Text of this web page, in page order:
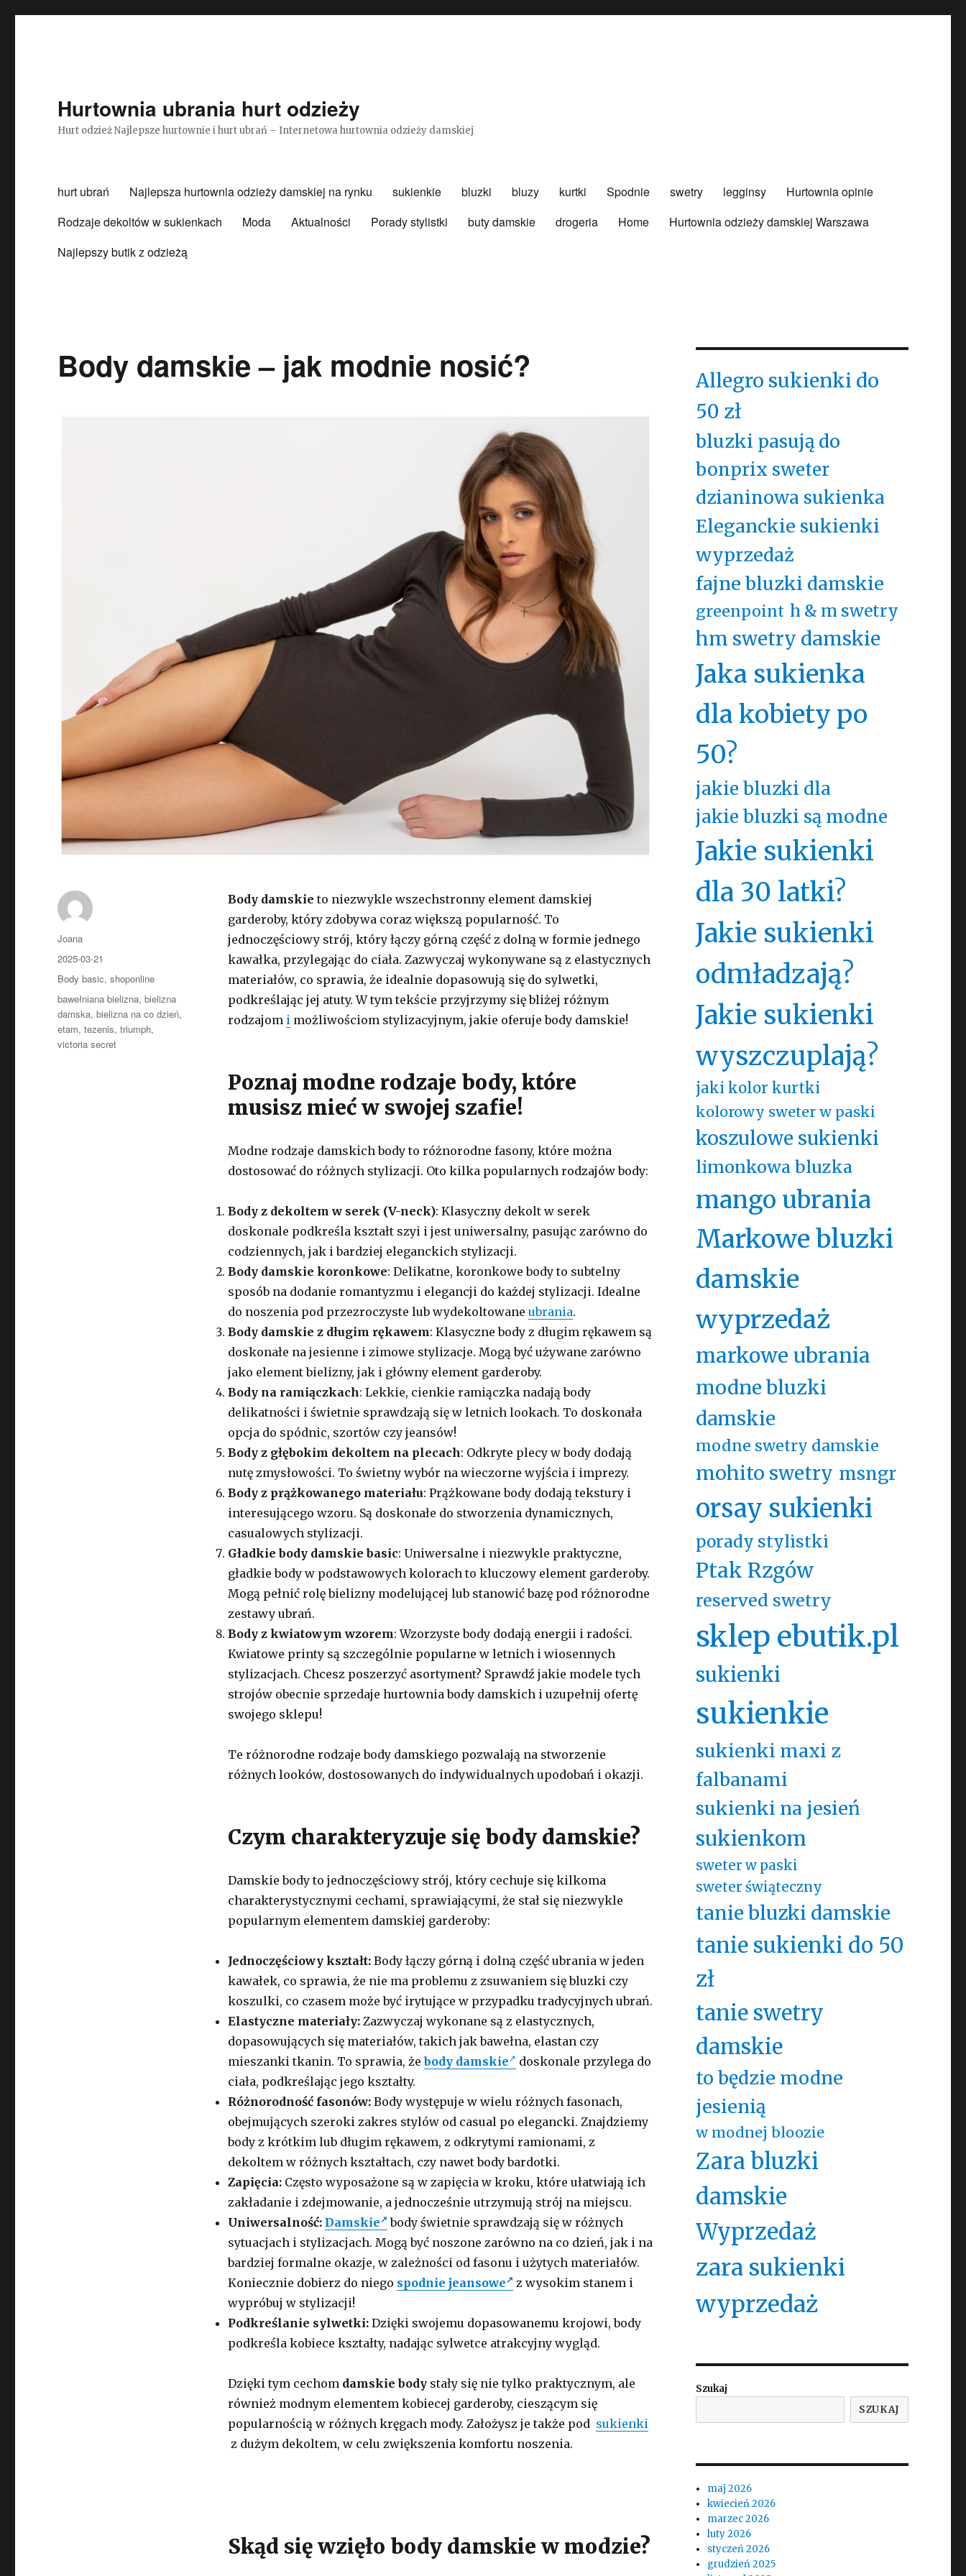
Hurtownia ubrania hurt odzieży
Hurt odzież Najlepsze hurtownie i hurt ubrań – Internetowa hurtownia odzieży damskiej
hurt ubrań Najlepsza hurtownia odzieży damskiej na rynku sukienkie bluzki bluzy kurtki Spodnie swetry legginsy
Hurtownia opinie
Rodzaje dekoltów w sukienkach
Moda Aktualności Porady stylistki buty damskie drogeria Home
Hurtownia odzieży damskiej Warszawa
Najlepszy butik z odzieżą
Body damskie – jak modnie nosić?
Body damskie to niezwykle wszechstronny element damskiej
garderoby, który zdobywa coraz większą popularność. To
jednoczęściowy strój, który łączy górną część z dolną w formie jednego
kawałka, przylegając do ciała. Zazwyczaj wykonywane są z elastycznych
materiałów, co sprawia, że idealnie dopasowują się do sylwetki,
podkreślając jej atuty. W tym tekście przyjrzymy się bliżej różnym
rodzajom imożliwościom stylizacyjnym, jakie oferuje body damskie!
Poznaj modne rodzaje body, które
musisz mieć w swojej szafie!
Modne rodzaje damskich body to różnorodne fasony, które można
dostosować do różnych stylizacji. Oto kilka popularnych rodzajów body:
Body z dekoltem w serek (V-neck): Klasyczny dekolt w serek
doskonale podkreśla kształt szyi i jest uniwersalny, pasując zarówno do
codziennych, jak i bardziej eleganckich stylizacji.
Body damskie koronkowe: Delikatne, koronkowe body to subtelny
sposób na dodanie romantyzmu i elegancji do każdej stylizacji. Idealne
do noszenia pod przezroczyste lub wydekoltowane ubrania.
Body damskie z długim rękawem: Klasyczne body z długim rękawem są
doskonałe na jesienne i zimowe stylizacje. Mogą być używane zarówno
jako element bielizny, jak i główny element garderoby.
Body na ramiączkach: Lekkie, cienkie ramiączka nadają body
delikatności i świetnie sprawdzają się w letnich lookach. To doskonała
opcja do spódnic, szortów czy jeansów!
Body z głębokim dekoltem na plecach: Odkryte plecy w body dodają
nutę zmysłowości. To świetny wybór na wieczorne wyjścia i imprezy.
Body z prążkowanego materiału: Prążkowane body dodają tekstury i
interesującego wzoru. Są doskonałe do stworzenia dynamicznych,
casualowych stylizacji.
Gładkie body damskie basic: Uniwersalne i niezwykle praktyczne,
gładkie body w podstawowych kolorach to kluczowy element garderoby.
Mogą pełnić rolę bielizny modelującej lub stanowić bazę pod różnorodne
zestawy ubrań.
Body z kwiatowym wzorem: Wzorzyste body dodają energii i radości.
Kwiatowe printy są szczególnie popularne w letnich i wiosennych
stylizacjach. Chcesz poszerzyć asortyment? Sprawdź jakie modele tych
strojów obecnie sprzedaje hurtownia body damskich i uzupełnij ofertę
swojego sklepu!
Te różnorodne rodzaje body damskiego pozwalają na stworzenie
różnych looków, dostosowanych do indywidualnych upodobań i okazji.
Czym charakteryzuje się body damskie?
Damskie body to jednoczęściowy strój, który cechuje się kilkoma
charakterystycznymi cechami, sprawiającymi, że stał się niezwykle
popularnym elementem damskiej garderoby:
Jednoczęściowy kształt:Body łączy górną i dolną część ubrania w jeden
kawałek, co sprawia, że nie ma problemu z zsuwaniem się bluzki czy
koszulki, co czasem może być irytujące w przypadku tradycyjnych ubrań.
Elastyczne materiały:Zazwyczaj wykonane są z elastycznych,
dopasowujących się materiałów, takich jak bawełna, elastan czy
mieszanki tkanin. To sprawia, żebody damskie
doskonale przylega do
ciała, podkreślając jego kształty.
Różnorodność fasonów:Body występuje w wielu różnych fasonach,
obejmujących szeroki zakres stylów od casual po elegancki. Znajdziemy
body z krótkim lub długim rękawem, z odkrytymi ramionami, z
dekoltem w różnych kształtach, czy nawet body bardotki.
Zapięcia:Często wyposażone są w zapięcia w kroku, które ułatwiają ich
zakładanie i zdejmowanie, a jednocześnie utrzymują strój na miejscu.
Uniwersalność: Damskie
body świetnie sprawdzają się w różnych
sytuacjach i stylizacjach. Mogą być noszone zarówno na co dzień, jak i na
bardziej formalne okazje, w zależności od fasonu i użytych materiałów.
Koniecznie dobierz do niego spodnie jeansowe
z wysokim stanem i
wypróbuj w stylizacji!
Podkreślanie sylwetki:Dzięki swojemu dopasowanemu krojowi, body
podkreśla kobiece kształty, nadając sylwetce atrakcyjny wygląd.
Dzięki tym cechom damskie bodystały się nie tylko praktycznym, ale
również modnym elementem kobiecej garderoby, cieszącym się
popularnością w różnych kręgach mody. Założysz je także pod sukienki
z dużym dekoltem, w celu zwiększenia komfortu noszenia.
Skąd się wzięło body damskie w modzie?
Autor
Joana
Opublikowano
2025-03-21
Kategorie
Body basic,shoponline
Tagi
bawełniana bielizna,bielizna
damska,bielizna na co dzień,
etam,tezenis,triumph,
victoria secret
Allegro sukienki do
50 zł
bluzki pasują do
bonprix sweter
dzianinowa sukienka
Eleganckie sukienki
wyprzedaż
fajne bluzki damskie
greenpoint h & m swetry
hm swetry damskie
Jaka sukienka
dla kobiety po
50?
jakie bluzki dla
jakie bluzki są modne
Jakie sukienki
dla 30 latki?
Jakie sukienki
odmładzają?
Jakie sukienki
wyszczuplają?
jaki kolor kurtki
kolorowy sweter w paski
koszulowe sukienki
limonkowa bluzka
mango ubrania
Markowe bluzki
damskie
wyprzedaż
markowe ubrania
modne bluzki
damskie
modne swetry damskie
mohito swetry msngr
orsay sukienki
porady stylistki
Ptak Rzgów
reserved swetry
sklep ebutik.pl
sukienki
sukienkie
sukienki maxi z
falbanami
sukienki na jesień
sukienkom
sweter w paski
sweter świąteczny
tanie bluzki damskie
tanie sukienki do 50
zł
tanie swetry
damskie
to będzie modne
jesienią
w modnej bloozie
Zara bluzki
damskie
Wyprzedaż
zara sukienki
wyprzedaż
Szukaj
SZUKAJ
maj 2026
kwiecień 2026
marzec 2026
luty 2026
styczeń 2026
grudzień 2025